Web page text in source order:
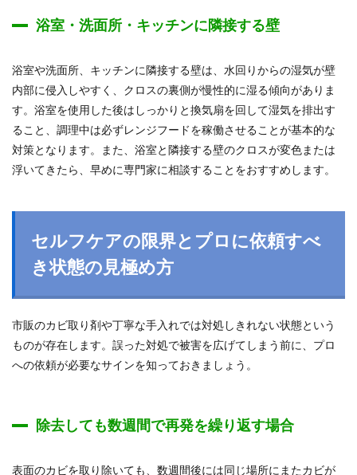
浴室・洗面所・キッチンに隣接する壁
浴室や洗面所、キッチンに隣接する壁は、水回りからの湿気が壁
内部に侵入しやすく、クロスの裏側が慢性的に湿る傾向がありま
す。浴室を使用した後はしっかりと換気扇を回して湿気を排出す
ること、調理中は必ずレンジフードを稼働させることが基本的な
対策となります。また、浴室と隣接する壁のクロスが変色または
浮いてきたら、早めに専門家に相談することをおすすめします。
セルフケアの限界とプロに依頼すべ
き状態の見極め方
市販のカビ取り剤や丁寧な手入れでは対処しきれない状態という
ものが存在します。誤った対処で被害を広げてしまう前に、プロ
への依頼が必要なサインを知っておきましょう。
除去しても数週間で再発を繰り返す場合
表面のカビを取り除いても、数週間後には同じ場所にまたカビが